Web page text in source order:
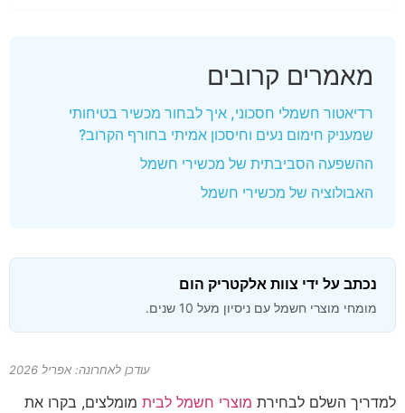
מאמרים קרובים
רדיאטור חשמלי חסכוני, איך לבחור מכשיר בטיחותי
שמעניק חימום נעים וחיסכון אמיתי בחורף הקרוב?
ההשפעה הסביבתית של מכשירי חשמל
האבולוציה של מכשירי חשמל
נכתב על ידי צוות אלקטריק הום
מומחי מוצרי חשמל עם ניסיון מעל 10 שנים.
עודכן לאחרונה: אפריל 2026
למדריך השלם לבחירת מוצרי חשמל לבית מומלצים, בקרו את